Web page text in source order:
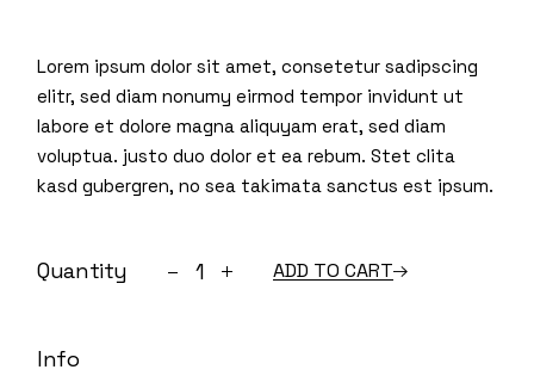
Lorem ipsum dolor sit amet, consetetur sadipscing
elitr, sed diam nonumy eirmod tempor invidunt ut
labore et dolore magna aliquyam erat, sed diam
voluptua. justo duo dolor et ea rebum. Stet clita
kasd gubergren, no sea takimata sanctus est ipsum.
Quantity Simple table quantity
ADD TO CART
Info